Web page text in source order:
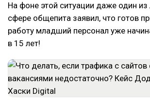
На фоне этой ситуации даже один из
сфере общепита заявил, что готов
работу младший персонал уже
в 15 лет!